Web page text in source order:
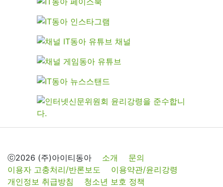
ⓒ2026 (주)아이티동아 소개
문의
이용자 고충처리/반론보도
이용약관/윤리강령
개인정보 취급방침
청소년 보호 정책